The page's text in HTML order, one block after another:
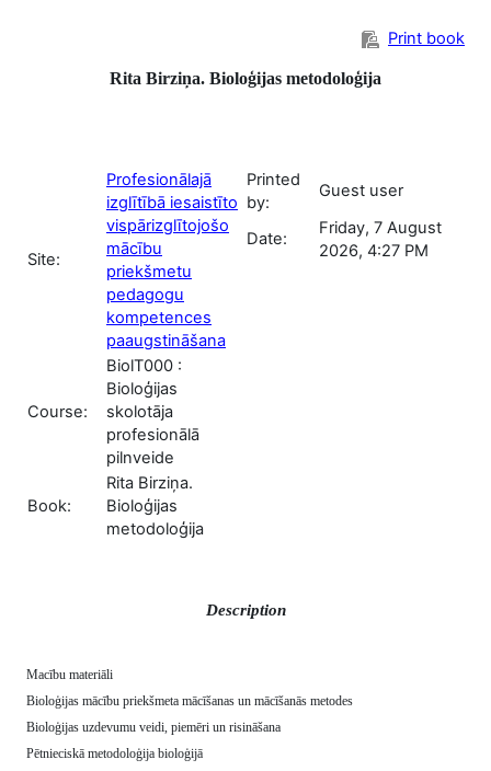
Print book
Rita Birziņa. Bioloģijas metodoloģija
Site:
Profesionālajā
izglītībā iesaistīto
vispārizglītojošo
mācību
priekšmetu
pedagogu
kompetences
paaugstināšana
Course:
BiolT000 :
Bioloģijas
skolotāja
profesionālā
pilnveide
Book:
Rita Birziņa.
Bioloģijas
metodoloģija
Printed
by:
Guest user
Date:
Friday, 7 August
2026, 4:27 PM
Description
Macību materiāli
Bioloģijas mācību priekšmeta mācīšanas un mācīšanās metodes
Bioloģijas uzdevumu veidi, piemēri un risināšana
Pētnieciskā metodoloģija bioloģijā